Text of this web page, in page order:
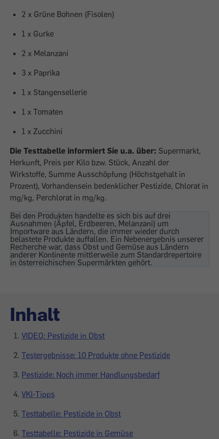
2 x Grüne Bohnen (Fisolen)
1 x Gurke
2 x Melanzani
3 x Paprika
1 x Stangensellerie
1 x Toma­ten
1 x Zucchini
Die Testtabelle informiert Sie u.a. über: Supermarkt,
Herkunft, Preis per Kilo bzw. Stück, Anzahl der
Wirkstoffe, Summe Ausschöpfung (Höchstgehalt in
Prozent), Vorhandensein bedenklicher Pestizide, Chlorat in
mg/kg, Perchlorat in mg/kg.
Bei den Produkten handelte es sich bis auf drei
Ausnahmen (Äpfel, Erdbeeren, Melan­zani) um
Importware aus Ländern, die im­mer wieder durch
belastete Produkte auf­fallen. Ein Nebenergebnis unserer
Recher­che war, dass Obst und Gemüse aus Län­dern
anderer Kontinente mittlerweile zum Standardrepertoire
in österreichischen Supermärkten gehört.
Inhalt
VIDEO: Pestizide in Obst
Testergebnisse: 10 Produkte ohne Pestizide
Pestizide: Noch immer Handlungsbedarf
VKI-Tipps
Testtabelle: Pestizide in Obst
Testtabelle: Pestizide in Gemüse